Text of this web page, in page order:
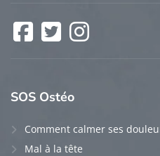
Facebook
SOS Ostéo
Comment calmer ses
Mal à la tête